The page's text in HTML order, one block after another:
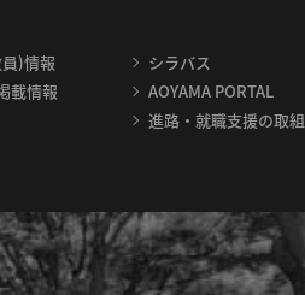
)情報
載情報
シラバス
AOYAMA PORTAL
進路・就職支援の取組